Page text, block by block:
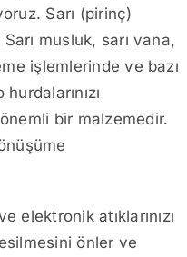
Sarı (pirinç)
musluk, sarı vana,
işlemlerinde ve bazı
bir malzemedir.
elektronik atıklarınızı
önler ve